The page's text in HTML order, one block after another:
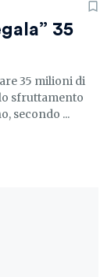
35
35 milioni di
sfruttamento
secondo ...